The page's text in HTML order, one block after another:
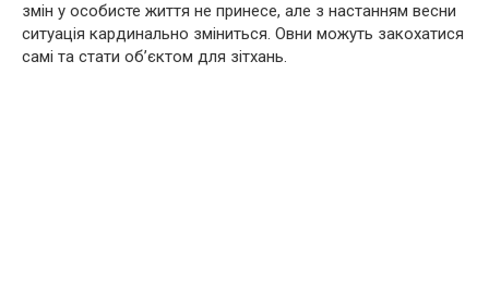
змін у особисте життя не принесе, але з настанням весни
ситуація кардинально зміниться. Овни можуть закохатися
самі та стати об’єктом для зітхань.